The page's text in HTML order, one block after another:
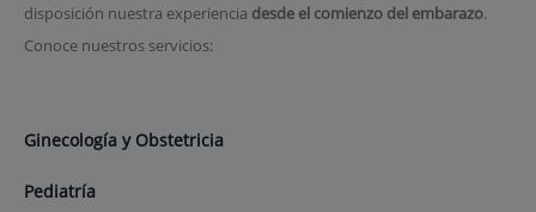
disposición nuestra experiencia desde el comienzo del embarazo.
Conoce nuestros servicios:
Ginecología y Obstetricia
Pediatría